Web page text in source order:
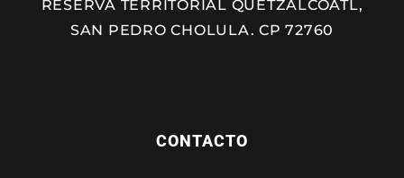
RESERVA TERRITORIAL QUETZALCÓATL,
SAN PEDRO CHOLULA. CP 72760
CONTACTO